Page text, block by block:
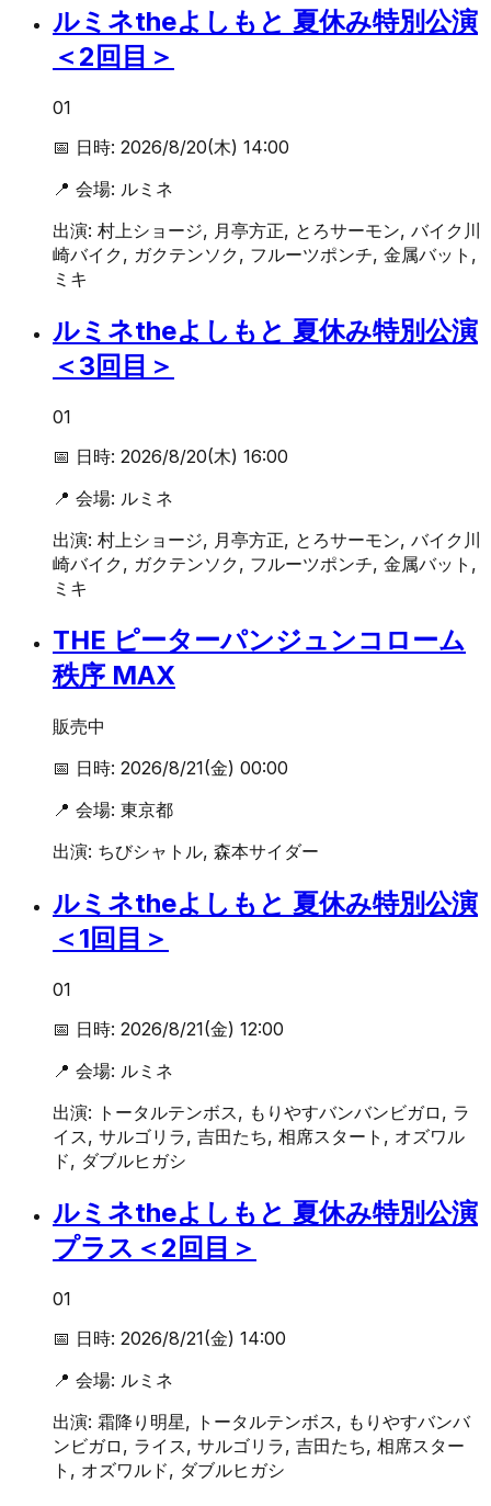
ルミネtheよしもと 夏休み特別公演
＜2回目＞
01
📅 日時: 2026/8/20(木) 14:00
📍 会場: ルミネ
出演: 村上ショージ, 月亭方正, とろサーモン, バイク川
崎バイク, ガクテンソク, フルーツポンチ, 金属バット,
ミキ
ルミネtheよしもと 夏休み特別公演
＜3回目＞
01
📅 日時: 2026/8/20(木) 16:00
📍 会場: ルミネ
出演: 村上ショージ, 月亭方正, とろサーモン, バイク川
崎バイク, ガクテンソク, フルーツポンチ, 金属バット,
ミキ
THE ピーターパンジュンコローム
秩序 MAX
販売中
📅 日時: 2026/8/21(金) 00:00
📍 会場: 東京都
出演: ちびシャトル, 森本サイダー
ルミネtheよしもと 夏休み特別公演
＜1回目＞
01
📅 日時: 2026/8/21(金) 12:00
📍 会場: ルミネ
出演: トータルテンボス, もりやすバンバンビガロ, ラ
イス, サルゴリラ, 吉田たち, 相席スタート, オズワル
ド, ダブルヒガシ
ルミネtheよしもと 夏休み特別公演
プラス＜2回目＞
01
📅 日時: 2026/8/21(金) 14:00
📍 会場: ルミネ
出演: 霜降り明星, トータルテンボス, もりやすバンバ
ンビガロ, ライス, サルゴリラ, 吉田たち, 相席スター
ト, オズワルド, ダブルヒガシ